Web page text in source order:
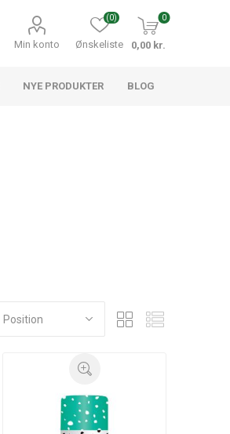
Min konto Ønskeliste
(0) 0
0,00 kr.
NYE PRODUKTER BLOG